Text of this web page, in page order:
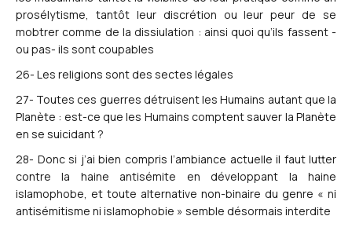
prosélytisme, tantôt leur discrétion ou leur peur de se
mobtrer comme de la dissiulation : ainsi quoi qu’ils fassent -
ou pas- ils sont coupables
26- Les religions sont des sectes légales
27- Toutes ces guerres détruisent les Humains autant que la
Planète : est-ce que les Humains comptent sauver la Planète
en se suicidant ?
28- Donc si j’ai bien compris l’ambiance actuelle il faut lutter
contre la haine antisémite en développant la haine
islamophobe, et toute alternative non-binaire du genre « ni
antisémitisme ni islamophobie » semble désormais interdite